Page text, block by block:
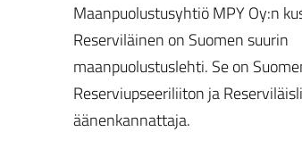
Maanpuolustusyhtiö MPY Oy:n
Reserviläinen on Suomen suurin
maanpuolustuslehti. Se on
Reserviupseeriliiton ja
äänenkannattaja.